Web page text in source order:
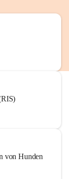
von Hunden